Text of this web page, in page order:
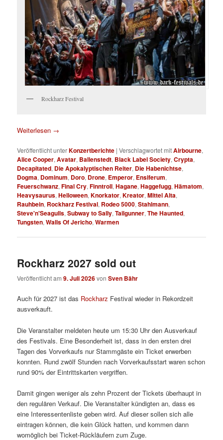
Rockharz Festival
Weiterlesen →
Veröffentlicht unterKonzertberichte |Verschlagwortet mitAirbourne,
Alice Cooper,Avatar, Ballenstedt, Black Label Society,Crypta,
Decapitated, Die Apokalyptischen Reiter, Die Habenichtse,
Dogma, Dominum, Doro, Drone, Emperor, Ensiferum,
Feuerschwanz,Final Cry,Finntroll,Hagane,Haggefugg,Hämatom,
Heavysaurus,Helloween,Knorkator,Kreator,Mittel Alta,
Rauhbein, Rockharz Festival, Rodeo 5000,Stahlmann,
Steve'n'Seagulls,Subway to Sally,Tailgunner,The Haunted,
Tungsten,Walls Of Jericho,Warmen
Rockharz 2027 sold out
Veröffentlicht am9. Juli 2026vonSven Bähr
Auch für 2027 ist das Rockharz Festival wieder in Rekordzeit
ausverkauft.
Die Veranstalter meldeten heute um 15:30 Uhr den Ausverkauf
des Festivals. Eine Besonderheit ist, dass in den ersten drei
Tagen des Vorverkaufs nur Stammgäste ein Ticket erwerben
konnten. Rund zwölf Stunden nach Vorverkaufsstart waren schon
rund 90% der Eintrittskarten vergriffen.
Damit gingen weniger als zehn Prozent der Tickets überhaupt in
den regulären Verkauf. Die Veranstalter kündigten an, dass es
eine Interessentenliste geben wird. Auf dieser sollen sich alle
eintragen können, die kein Glück hatten, und kommen dann
womöglich bei Ticket-Rückläufern zum Zuge.